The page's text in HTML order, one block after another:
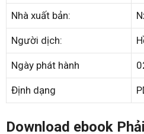
Nhà xuất bản:
Người dịch:
Ngày phát hành
Định dạng
Download ebook